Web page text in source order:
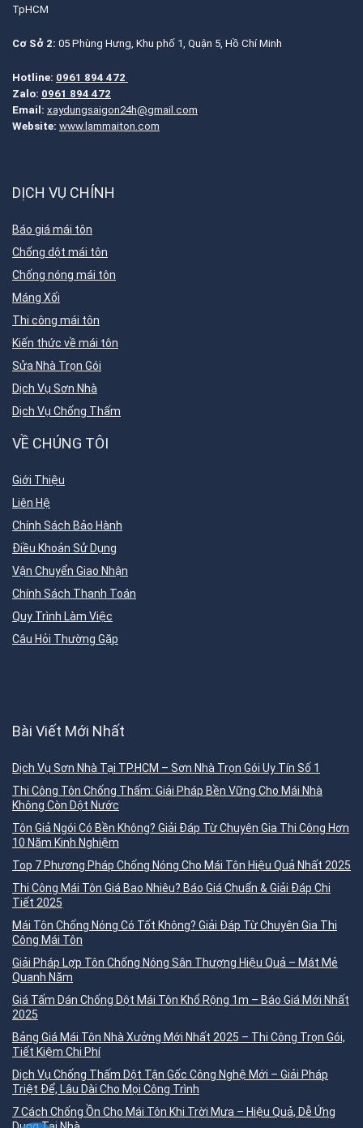
TpHCM
Cơ Sở 2: 05 Phùng Hưng, Khu phố 1, Quận 5, Hồ Chí Minh
Hotline: 0961 894 472
Zalo: 0961 894 472
Email: xaydungsaigon24h@gmail.com
Website: www.lammaiton.com
DỊCH VỤ CHÍNH
Báo giá mái tôn
Chống dột mái tôn
Chống nóng mái tôn
Máng Xối
Thi công mái tôn
Kiến thức về mái tôn
Sửa Nhà Trọn Gói
Dịch Vụ Sơn Nhà
Dịch Vụ Chống Thấm
VỀ CHÚNG TÔI
Giới Thiệu
Liên Hệ
Chính Sách Bảo Hành
Điều Khoản Sử Dụng
Vận Chuyển Giao Nhận
Chính Sách Thanh Toán
Quy Trình Làm Việc
Câu Hỏi Thường Gặp
Bài Viết Mới Nhất
Dịch Vụ Sơn Nhà Tại TP.HCM – Sơn Nhà Trọn Gói Uy Tín Số 1
Thi Công Tôn Chống Thấm: Giải Pháp Bền Vững Cho Mái Nhà
Không Còn Dột Nước
Tôn Giả Ngói Có Bền Không? Giải Đáp Từ Chuyên Gia Thi Công Hơn
10 Năm Kinh Nghiệm
Top 7 Phương Pháp Chống Nóng Cho Mái Tôn Hiệu Quả Nhất 2025
Thi Công Mái Tôn Giá Bao Nhiêu? Báo Giá Chuẩn & Giải Đáp Chi
Tiết 2025
Mái Tôn Chống Nóng Có Tốt Không? Giải Đáp Từ Chuyên Gia Thi
Công Mái Tôn
Giải Pháp Lợp Tôn Chống Nóng Sân Thượng Hiệu Quả – Mát Mẻ
Quanh Năm
Giá Tấm Dán Chống Dột Mái Tôn Khổ Rộng 1m – Báo Giá Mới Nhất
2025
Bảng Giá Mái Tôn Nhà Xưởng Mới Nhất 2025 – Thi Công Trọn Gói,
Tiết Kiệm Chi Phí
Dịch Vụ Chống Thấm Dột Tận Gốc Công Nghệ Mới – Giải Pháp
Triệt Để, Lâu Dài Cho Mọi Công Trình
7 Cách Chống Ồn Cho Mái Tôn Khi Trời Mưa – Hiệu Quả, Dễ Ứng